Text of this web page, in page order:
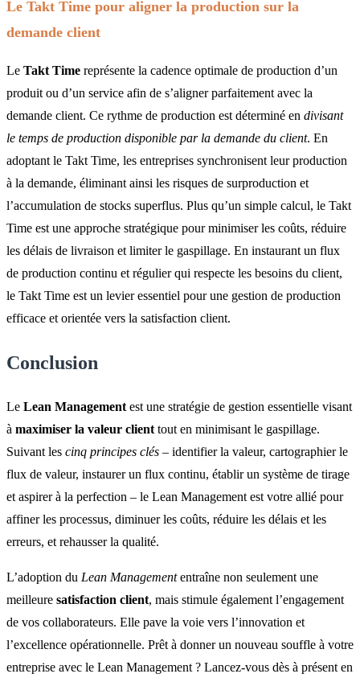
Le Takt Time pour aligner la production sur la
demande client
Le Takt Time représente la cadence optimale de production d’un
produit ou d’un service afin de s’aligner parfaitement avec la
demande client. Ce rythme de production est déterminé en divisant
le temps de production disponible par la demande du client. En
adoptant le Takt Time, les entreprises synchronisent leur production
à la demande, éliminant ainsi les risques de surproduction et
l’accumulation de stocks superflus. Plus qu’un simple calcul, le Takt
Time est une approche stratégique pour minimiser les coûts, réduire
les délais de livraison et limiter le gaspillage. En instaurant un flux
de production continu et régulier qui respecte les besoins du client,
le Takt Time est un levier essentiel pour une gestion de production
efficace et orientée vers la satisfaction client.
Conclusion
Le Lean Managementest une stratégie de gestion essentielle visant
à maximiser la valeur clienttout en minimisant le gaspillage.
Suivant les cinq principes clés – identifier la valeur, cartographier le
flux de valeur, instaurer un flux continu, établir un système de tirage
et aspirer à la perfection – le Lean Management est votre allié pour
affiner les processus, diminuer les coûts, réduire les délais et les
erreurs, et rehausser la qualité.
L’adoption du Lean Managemententraîne non seulement une
meilleure satisfaction client, mais stimule également l’engagement
de vos collaborateurs. Elle pave la voie vers l’innovation et
l’excellence opérationnelle. Prêt à donner un nouveau souffle à votre
entreprise avec le Lean Management ? Lancez-vous dès à présent en